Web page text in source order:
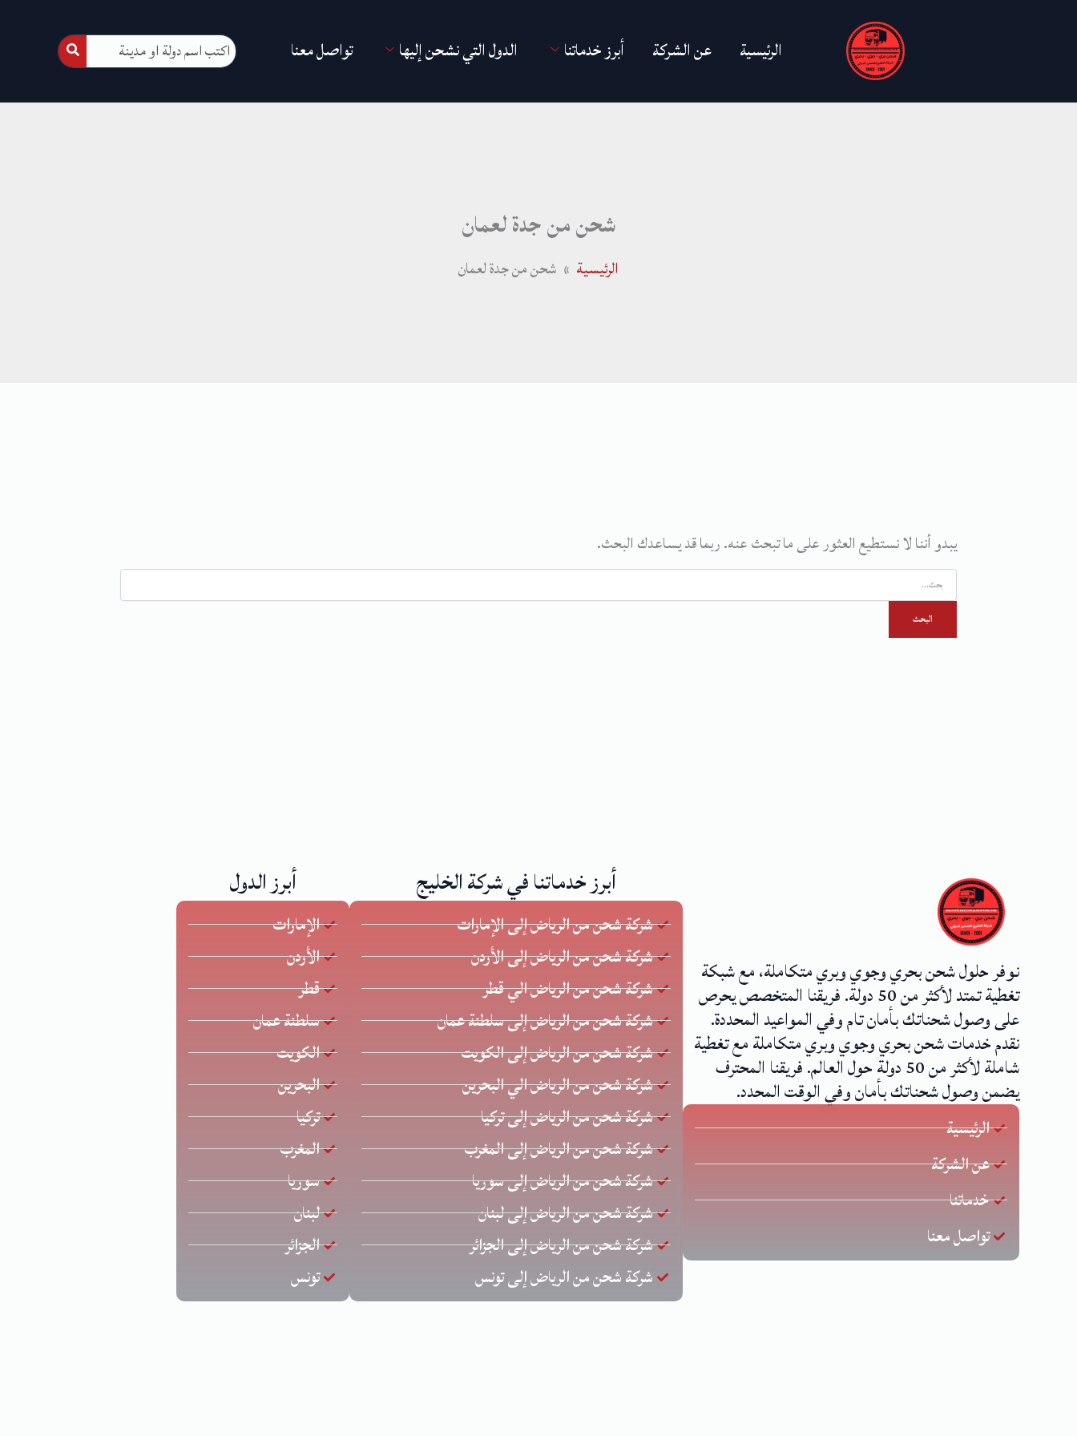
الرئيسية عن الشركة أبرز خدماتنا الدول التي نشحن إليها تواصل معنا
شحن من جدة لعمان
الرئيسية شحن من جدة لعمان
يبدو أننا لا نستطيع العثور على ما تبحث عنه. ربما قد يساعدك البحث.
نوفر حلول شحن بحري وجوي وبري متكاملة، مع شبكة
تغطية تمتد لأكثر من 50 دولة. فريقنا المتخصص يحرص
على وصول شحناتك بأمان تام وفي المواعيد المحددة.
نقدم خدمات شحن بحري وجوي وبري متكاملة مع تغطية
شاملة لأكثر من 50 دولة حول العالم. فريقنا المحترف
يضمن وصول شحناتك بأمان وفي الوقت المحدد.
الرئيسية
عن الشركة
خدماتنا
تواصل معنا
أبرز خدماتنا في شركة الخليج
شركة شحن من الرياض إلى الإمارات
شركة شحن من الرياض إلى الأردن
شركة شحن من الرياض الي قطر
شركة شحن من الرياض إلى سلطنة عمان
شركة شحن من الرياض إلى الكويت
شركة شحن من الرياض الي البحرين
شركة شحن من الرياض إلى تركيا
شركة شحن من الرياض إلى المغرب
شركة شحن من الرياض إلى سوريا
شركة شحن من الرياض إلى لبنان
شركة شحن من الرياض إلى الجزائر
شركة شحن من الرياض إلى تونس
أبرز الدول
الإمارات
الأردن
قطر
سلطنة عمان
الكويت
البحرين
تركيا
المغرب
سوريا
لبنان
الجزائر
تونس